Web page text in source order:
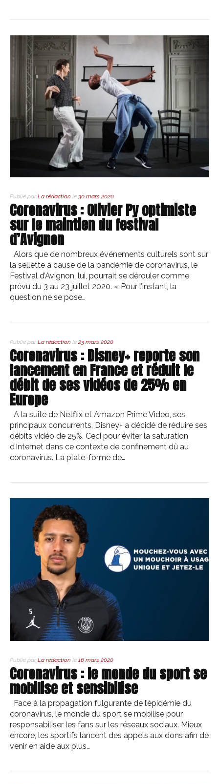
Publié par La rédaction le 30 mars 2020
Coronavirus : Olivier Py optimiste
sur le maintien du festival
d’Avignon
Alors que de nombreux événements culturels sont sur
la sellette à cause de la pandémie de coronavirus, le
Festival d’Avignon, lui, pourrait se dérouler comme
prévu du 3 au 23 juillet 2020. « Pour l’instant, la
question ne se pose…
Publié par La rédaction le 23 mars 2020
Coronavirus : Disney+ reporte son
lancement en France et réduit le
débit de ses vidéos de 25% en
Europe
A la suite de Netflix et Amazon Prime Video, ses
principaux concurrents, Disney+ a décidé de réduire ses
débits vidéo de 25%. Ceci pour éviter la saturation
d’Internet dans ce contexte de confinement dû au
coronavirus. La plate-forme de…
Publié par La rédaction le 16 mars 2020
Coronavirus : le monde du sport se
mobilise et sensibilise
Face à la propagation fulgurante de l’épidémie du
coronavirus, le monde du sport se mobilise pour
responsabiliser les fans sur les réseaux sociaux. Mieux
encore, les sportifs lancent des appels aux dons afin de
venir en aide aux plus…